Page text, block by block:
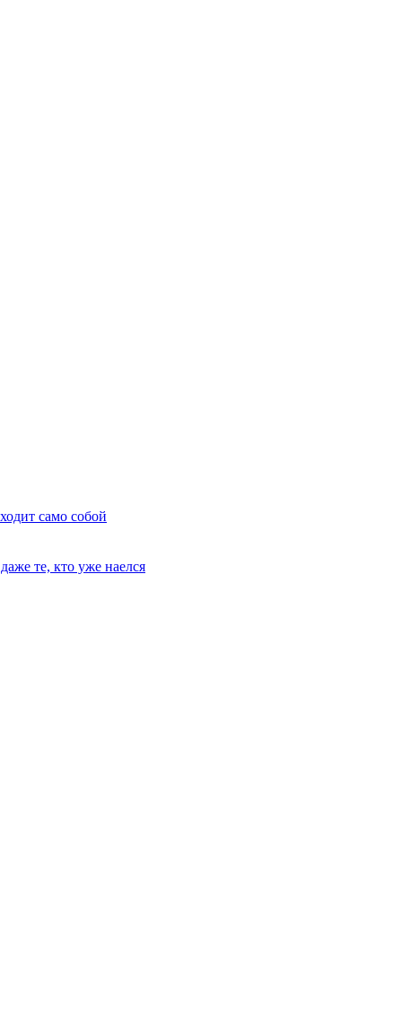
само собой
те, кто уже наелся